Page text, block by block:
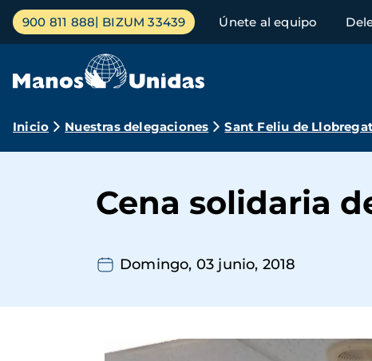
Pasar
contenido
Menú
principal
900 811 888 BIZUM 33439 Únete al equipo
Ruta
navegación
Inicio Nuestras delegaciones Sant Feliu de
Cena solidaria
Domingo, 03 junio, 2018